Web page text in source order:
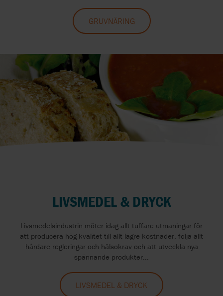
GRUVNÄRING
LIVSMEDEL & DRYCK
Livsmedelsindustrin möter idag allt tuffare utmaningar för
att producera hög kvalitet till allt lägre kostnader, följa allt
hårdare regleringar och hälsokrav och att utveckla nya
spännande produkter...
LIVSMEDEL & DRYCK